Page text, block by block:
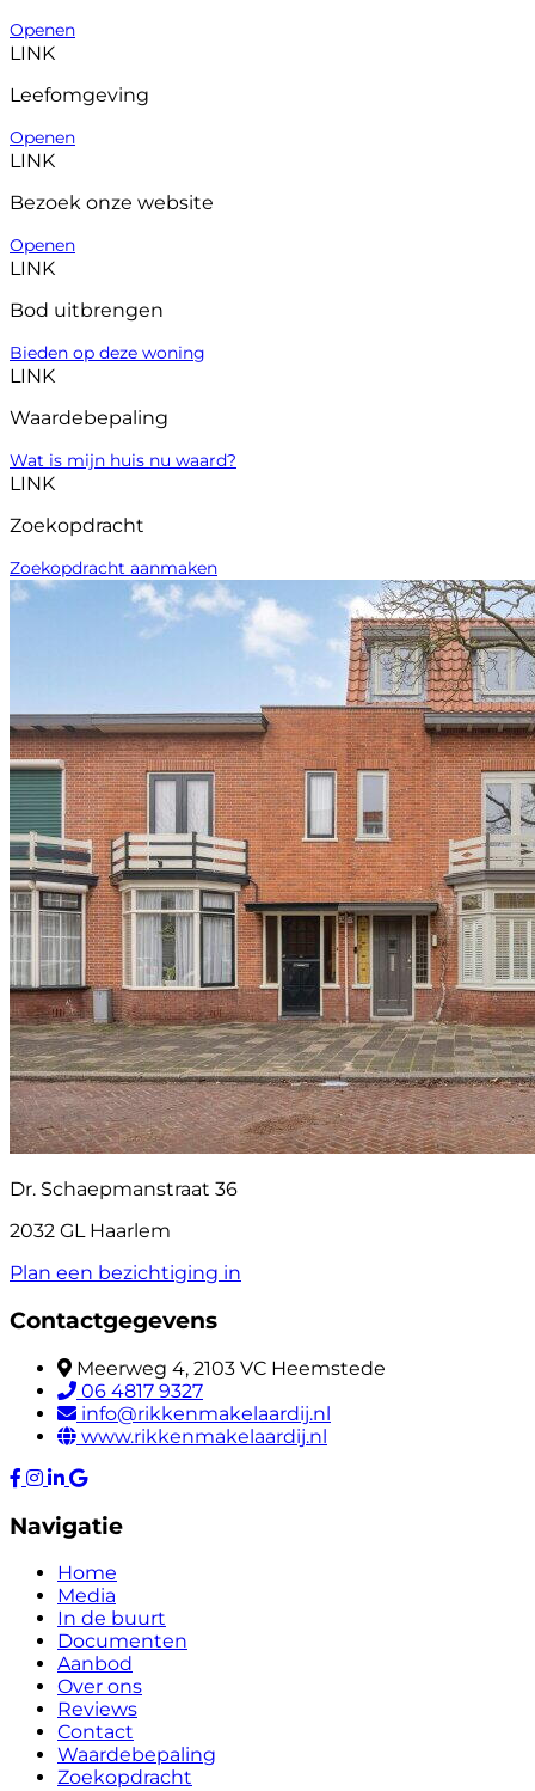
Openen
LINK
Leefomgeving
Openen
LINK
Bezoek onze website
Openen
LINK
Bod uitbrengen
Bieden op deze woning
LINK
Waardebepaling
Wat is mijn huis nu waard?
LINK
Zoekopdracht
Zoekopdracht aanmaken
Dr. Schaepmanstraat 36
2032 GL Haarlem
Plan een bezichtiging in
Contactgegevens
Meerweg 4, 2103 VC Heemstede
06 4817 9327
info@rikkenmakelaardij.nl
www.rikkenmakelaardij.nl
Navigatie
Home
Media
In de buurt
Documenten
Aanbod
Over ons
Reviews
Contact
Waardebepaling
Zoekopdracht